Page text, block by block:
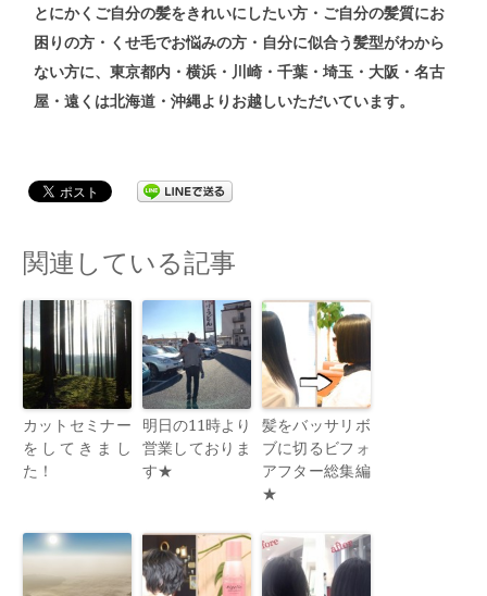
とにかくご自分の髪をきれいにしたい方・ご自分の髪質にお
困りの方・くせ毛でお悩みの方・自分に似合う髪型がわから
ない方に、東京都内・横浜・川崎・千葉・埼玉・大阪・名古
屋・遠くは北海道・沖縄よりお越しいただいています。
関連している記事
カットセミナー
をしてきまし
た！
明日の11時より
営業しておりま
す★
髪をバッサリボ
ブに切るビフォ
アフター総集編
★